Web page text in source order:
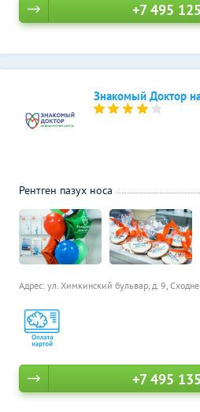
+7 495
Знакомый Доктор
Адрес: ул. Химкинский бульвар, д. 9,
Рентген пазух носа
+7 495